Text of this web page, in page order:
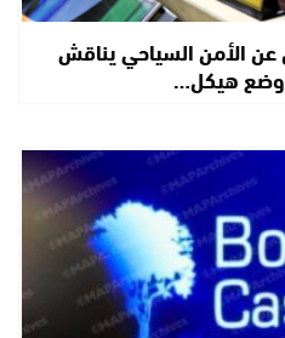
عن الأمن السياحي يناقش
هيكل…